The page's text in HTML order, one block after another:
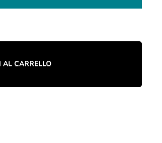
AL CARRELLO